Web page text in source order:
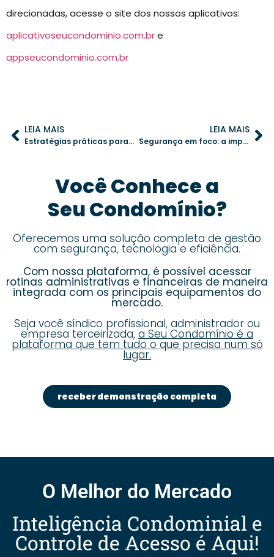
direcionadas, acesse o site dos nossos aplicativos:
aplicativoseucondominio.com.bre
appseucondominio.com.br
LEIA MAIS
Estratégias práticas para engajar moradores em assembleias virtuais
LEIA MAIS
Segurança em foco: a importância de um plano de emergência contra furtos em condomínios
Você Conhece a
Seu Condomínio?
Oferecemos uma solução completa de gestão
com segurança, tecnologia e eficiência.
Com nossa plataforma, é possível acessar
rotinas administrativas e financeiras de maneira
integrada com os principais equipamentos do
mercado.
Seja você síndico profissional, administrador ou
empresa terceirizada, a Seu Condomínio é a
plataforma que tem tudo o que precisa num só
lugar.
receber demonstração completa
O Melhor do Mercado
Inteligência Condominial e
Controle de Acesso é Aqui!